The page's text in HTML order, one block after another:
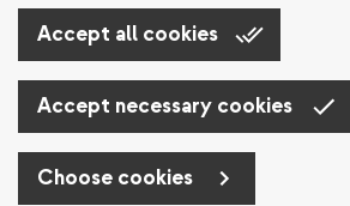
Accept all cookies
Accept necessary cookies
Choose cookies